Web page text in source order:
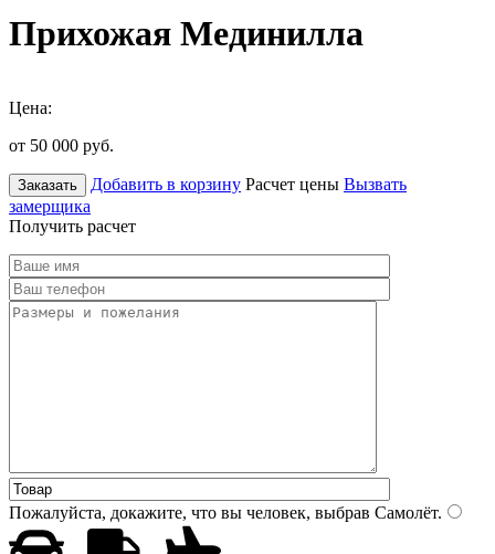
Прихожая Мединилла
Цена:
от 50 000 руб.
Заказать Добавить в корзину Расчет цены Вызвать
замерщика
Получить расчет
Пожалуйста, докажите, что вы человек, выбрав Самолёт.